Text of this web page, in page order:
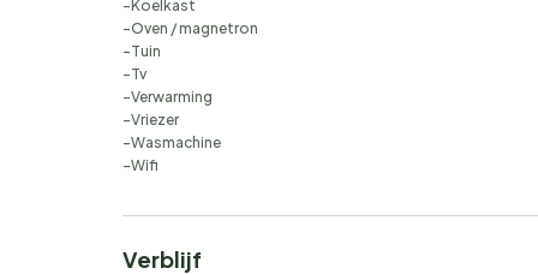
Koelkast
Oven / magnetron
Tuin
Tv
Verwarming
Vriezer
Wasmachine
Wifi
Verblijf